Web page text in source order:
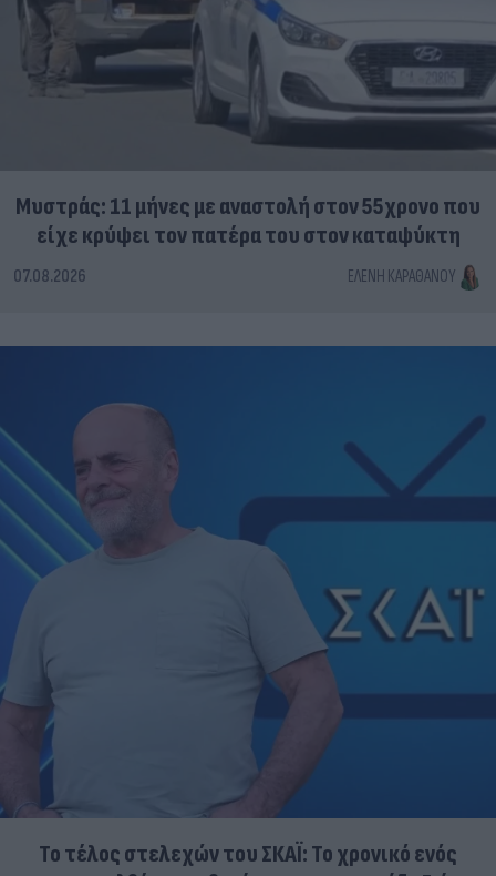
Μυστράς: 11 μήνες με αναστολή στον 55χρονο που
είχε κρύψει τον πατέρα του στον καταψύκτη
07.08.2026 ΕΛΈΝΗ ΚΑΡΑΘΆΝΟΥ
Το τέλος στελεχών του ΣΚΑΪ: Το χρονικό ενός